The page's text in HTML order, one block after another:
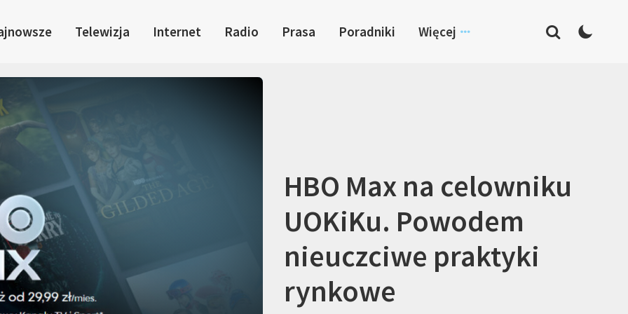
Telewizja Internet Radio Prasa Poradniki Więcej
HBO Max na celowniku
UOKiKu. Powodem
nieuczciwe praktyki
rynkowe